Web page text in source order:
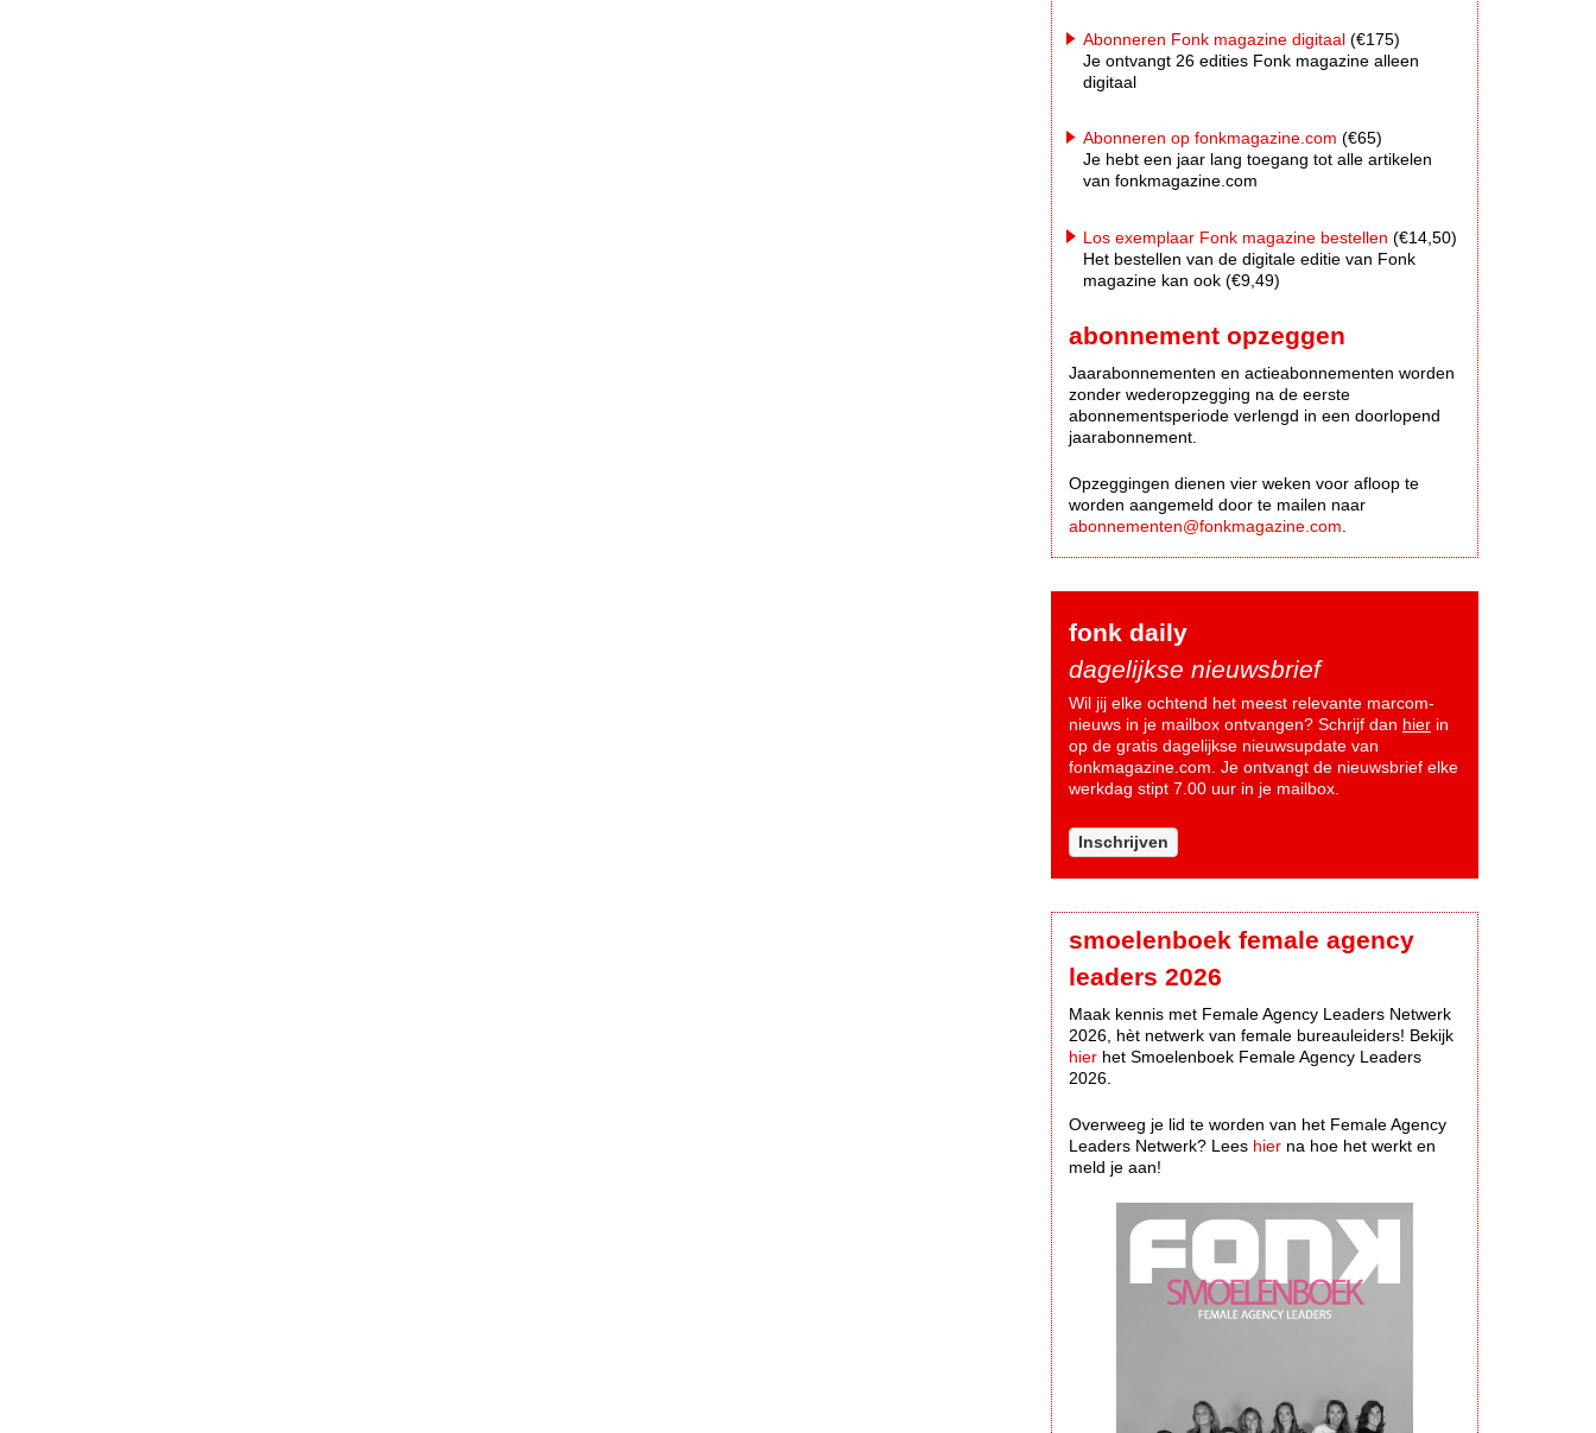
Abonneren Fonk magazine digitaal (€175)
Je ontvangt 26 edities Fonk magazine alleen
digitaal
Abonneren op fonkmagazine.com (€65)
Je hebt een jaar lang toegang tot alle artikelen
van fonkmagazine.com
Los exemplaar Fonk magazine bestellen (€14,50)
Het bestellen van de digitale editie van Fonk
magazine kan ook (€9,49)
abonnement opzeggen
Jaarabonnementen en actieabonnementen worden
zonder wederopzegging na de eerste
abonnementsperiode verlengd in een doorlopend
jaarabonnement.
Opzeggingen dienen vier weken voor afloop te
worden aangemeld door te mailen naar
abonnementen@fonkmagazine.com
fonk daily
dagelijkse nieuwsbrief
Wil jij elke ochtend het meest relevante marcom-
nieuws in je mailbox ontvangen? Schrijf dan hier in
op de gratis dagelijkse nieuwsupdate van
fonkmagazine.com. Je ontvangt de nieuwsbrief elke
werkdag stipt 7.00 uur in je mailbox.
Inschrijven
smoelenboek female agency
leaders 2026
Maak kennis met Female Agency Leaders Netwerk
2026, hèt netwerk van female bureauleiders! Bekijk
hier het Smoelenboek Female Agency Leaders
2026.
Overweeg je lid te worden van het Female Agency
Leaders Netwerk? Lees hier na hoe het werkt en
meld je aan!